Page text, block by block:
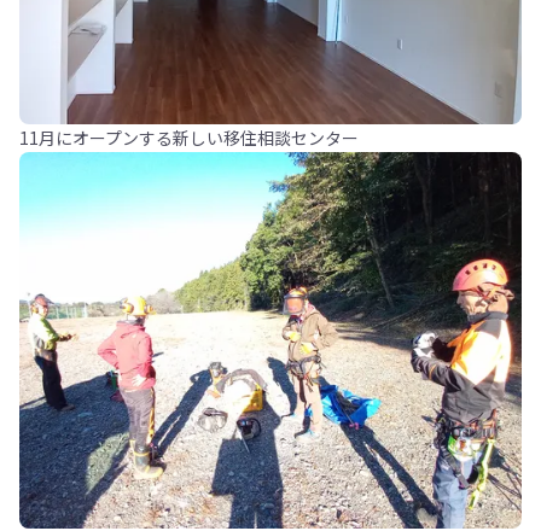
11月にオープンする新しい移住相談センター